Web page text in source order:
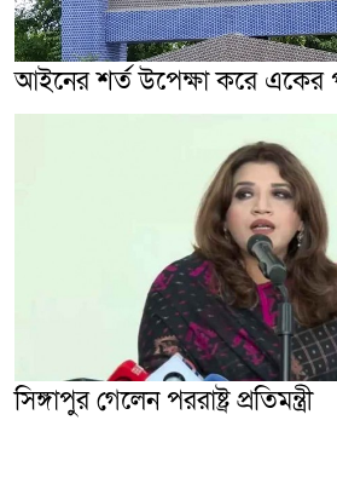
আইনের শর্ত উপেক্ষা করে
সিঙ্গাপুর গেলেন পররাষ্ট্র প্রতিমন্ত্রী